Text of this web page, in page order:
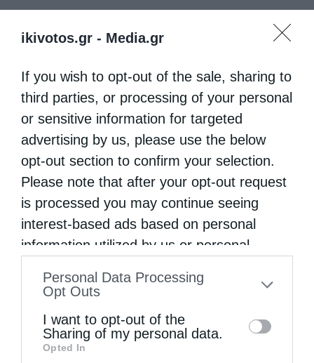
ikivotos.gr - Media.gr
If you wish to opt-out of the sale, sharing to
third parties, or processing of your personal
or sensitive information for targeted
advertising by us, please use the below
opt-out section to confirm your selection.
Please note that after your opt-out request
is processed you may continue seeing
interest-based ads based on personal
information utilized by us or personal
to your opt-out. You may separately opt-out
information by third parties on the IAB’s list
of downstream participants. This
Personal Data Processing
Opt Outs
I want to opt-out of the
Sharing of my personal data.
Opted In